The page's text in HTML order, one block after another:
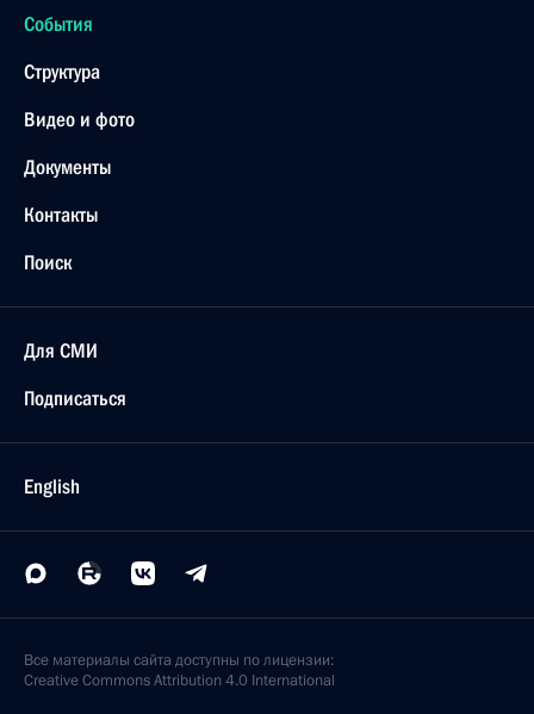
События
Структура
Видео и фото
Документы
Контакты
Поиск
Для СМИ
Подписаться
English
Все материалы сайта доступны по лицензии:
Creative Commons Attribution 4.0 International